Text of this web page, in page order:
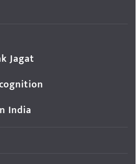
Jagat
India